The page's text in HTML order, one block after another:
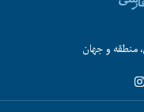
منطقه و جهان